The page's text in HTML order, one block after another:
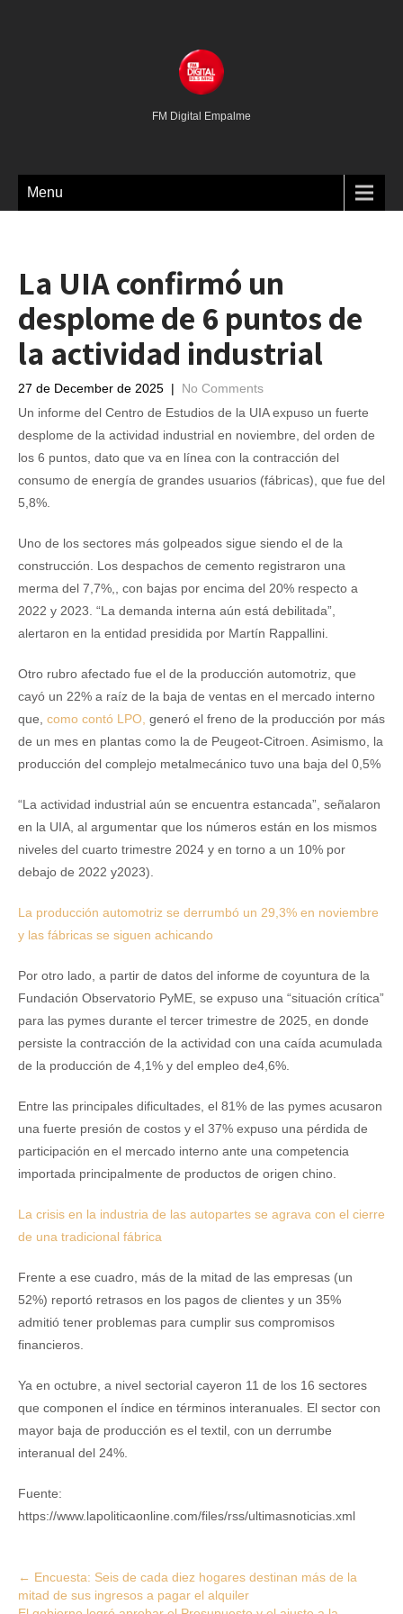
FM Digital Empalme
Menu
La UIA confirmó un
desplome de 6 puntos de
la actividad industrial
27 de December de 2025 | No Comments
Un informe del Centro de Estudios de la UIA expuso un fuerte
desplome de la actividad industrial en noviembre, del orden de
los 6 puntos, dato que va en línea con la contracción del
consumo de energía de grandes usuarios (fábricas), que fue del
5,8%.
Uno de los sectores más golpeados sigue siendo el de la
construcción. Los despachos de cemento registraron una
merma del 7,7%,, con bajas por encima del 20% respecto a
2022 y 2023. “La demanda interna aún está debilitada”,
alertaron en la entidad presidida por Martín Rappallini.
Otro rubro afectado fue el de la producción automotriz, que
cayó un 22% a raíz de la baja de ventas en el mercado interno
que, como contó LPO, generó el freno de la producción por más
de un mes en plantas como la de Peugeot-Citroen. Asimismo, la
producción del complejo metalmecánico tuvo una baja del 0,5%
“La actividad industrial aún se encuentra estancada”, señalaron
en la UIA, al argumentar que los números están en los mismos
niveles del cuarto trimestre 2024 y en torno a un 10% por
debajo de 2022 y2023).
La producción automotriz se derrumbó un 29,3% en noviembre
y las fábricas se siguen achicando
Por otro lado, a partir de datos del informe de coyuntura de la
Fundación Observatorio PyME, se expuso una “situación crítica”
para las pymes durante el tercer trimestre de 2025, en donde
persiste la contracción de la actividad con una caída acumulada
de la producción de 4,1% y del empleo de4,6%.
Entre las principales dificultades, el 81% de las pymes acusaron
una fuerte presión de costos y el 37% expuso una pérdida de
participación en el mercado interno ante una competencia
importada principalmente de productos de origen chino.
La crisis en la industria de las autopartes se agrava con el cierre
de una tradicional fábrica
Frente a ese cuadro, más de la mitad de las empresas (un
52%) reportó retrasos en los pagos de clientes y un 35%
admitió tener problemas para cumplir sus compromisos
financieros.
Ya en octubre, a nivel sectorial cayeron 11 de los 16 sectores
que componen el índice en términos interanuales. El sector con
mayor baja de producción es el textil, con un derrumbe
interanual del 24%.
Fuente:
https://www.lapoliticaonline.com/files/rss/ultimasnoticias.xml
Post
navigation
← Encuesta: Seis de cada diez hogares destinan más de la
mitad de sus ingresos a pagar el alquiler